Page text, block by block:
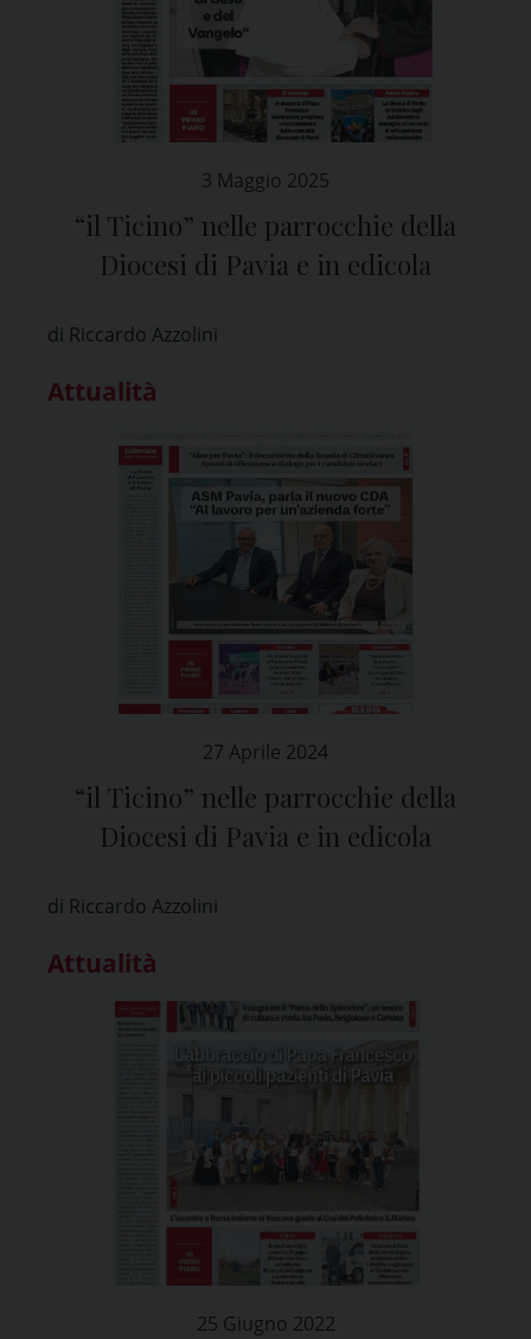
3 Maggio 2025
“il Ticino” nelle parrocchie della
Diocesi di Pavia e in edicola
di Riccardo Azzolini
Attualità
27 Aprile 2024
“il Ticino” nelle parrocchie della
Diocesi di Pavia e in edicola
di Riccardo Azzolini
Attualità
25 Giugno 2022